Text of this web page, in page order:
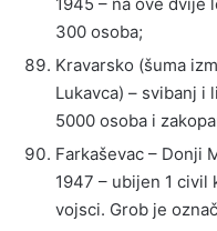
300 osoba;
Kravarsko (šuma
Lukavca) – svibanj i
5000 osoba i
Farkaševac – Donji
1947 – ubijen 1
vojsci. Grob je